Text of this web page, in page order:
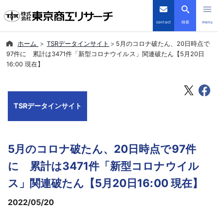
contact 検索 menu
倒産・注目企業情報
TSR-PLUS
会社案内
商品・サービス
ホーム TSRデータインサイト
5月のコロナ破たん、20日時点で
97件に 累計は3471件「新型コロナウイルス」関連破たん【5月20日
16:00 現在】
TSRデータインサイト
5月のコロナ破たん、20日時点で97件
に 累計は3471件「新型コロナウイル
ス」関連破たん【5月20日16:00 現在】
2022/05/20